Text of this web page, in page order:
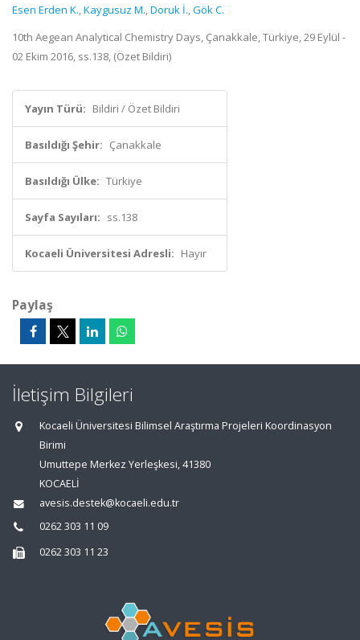
Esen Erden K.,Kaygusuz M.,Doruk İ.,Gök C.
10th Aegean Analytical Chemistry Days, Çanakkale, Türkiye, 29 Eylül -
02 Ekim 2016, ss.138, (Özet Bildiri)
Yayın Türü: Bildiri / Özet Bildiri
Basıldığı Şehir: Çanakkale
Basıldığı Ülke: Türkiye
Sayfa Sayıları: ss.138
Kocaeli Üniversitesi Adresli: Hayır
Paylaş
İletişim Bilgileri
Kocaeli Üniversitesi Bilimsel Araştırma Projeleri Koordinasyon
Birimi
Umuttepe Merkez Yerleşkesi, 41380
KOCAELİ
avesis.destek@kocaeli.edu.tr
0262 303 11 09
0262 303 11 23